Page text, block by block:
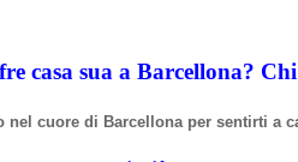
casa sua a Barcellona? Chi
cuore di Barcellona per sentirti a